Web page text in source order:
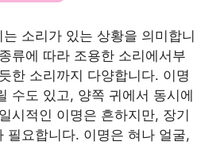
소리가 있는 상황을 의미합니
류에 따라 조용한 소리에서부
한 소리까지 다양합니다. 이명
수도 있고, 양쪽 귀에서 동시에
시적인 이명은 흔하지만, 장기
필요합니다. 이명은 혀나 얼굴,